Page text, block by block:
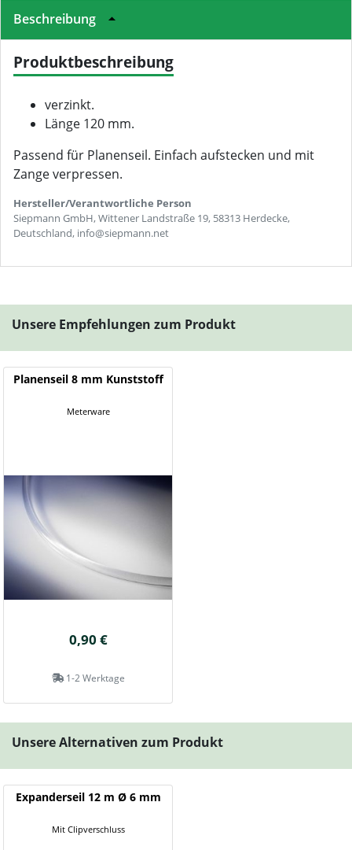
Beschreibung
Produktbeschreibung
verzinkt.
Länge 120 mm.
Passend für Planenseil. Einfach aufstecken und mit
Zange verpressen.
Hersteller/Verantwortliche Person
Siepmann GmbH, Wittener Landstraße 19, 58313 Herdecke,
Deutschland, info@siepmann.net
Unsere Empfehlungen zum Produkt
Planenseil 8 mm Kunststoff
Meterware
0,90 €
1-2 Werktage
Unsere Alternativen zum Produkt
Expanderseil 12 m Ø 6 mm
Mit Clipverschluss